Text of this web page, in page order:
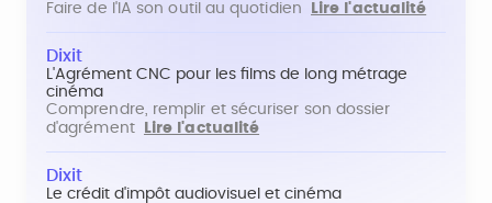
Faire de l'IA son outil au quotidien
Lire l'actualité
Dixit
L'Agrément CNC pour les films de long métrage
cinéma
Comprendre, remplir et sécuriser son dossier
d'agrément
Lire l'actualité
Dixit
Le crédit d'impôt audiovisuel et cinéma